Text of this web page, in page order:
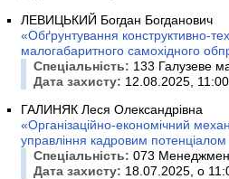
ЛЕВИЦЬКИЙ Богдан Богданович
«Обґрунтування конструктивно-
малогабаритного самохідного
Спеціальність: 133 Галузеве
Дата захисту: 12.08.2025, 11:00
ГАЛИНЯК Леся Олександрівна
«Організаційно-економічний
управління кадровим
Спеціальність: 073
Дата захисту: 18.07.2025, о